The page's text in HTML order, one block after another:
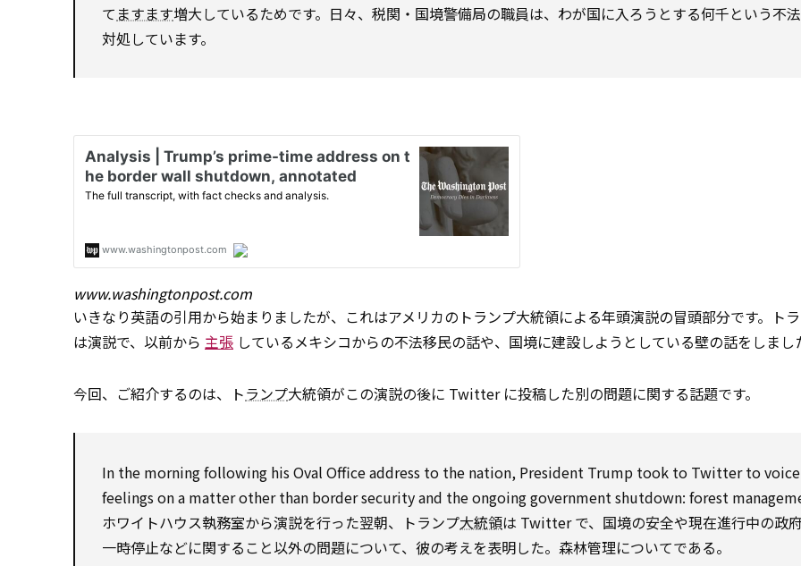
て ますます増大しているためです。日々、税関・国境警備局の職員は、わが国に入ろうとする何千という不
対処しています。
www.washingtonpost.com
いきなり英語の引用から始まりましたが、これはアメリカのトランプ大統領による年頭演説の冒頭部分です。ト
は演説で、以前から 主張 しているメキシコからの不法移民の話や、国境に建設しようとしている壁の話をしまし
今回、ご紹介するのは、トランプ大統領がこの演説の後に Twitter に投稿した別の問題に関する話題です。
In the morningfollowing his Oval Officeaddress to the nation, President Trump took to Twitterto
feelings ona matterother than border security and theongoinggovernment shutdown: forest
ホワイトハウス執務室から演説を行った翌朝、トランプ大統領は Twitter で、国境の安全や現在進行中の政
一時停止などに関すること以外の問題について、彼の考えを表明した。森林管理についてである。